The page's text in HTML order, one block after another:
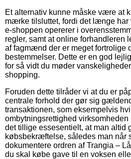
Et alternativ kunne måske være at
mærke tilsluttet, fordi det længe
e-shoppen opererer i
regler, samt at online forhandleren
af fagmænd der er meget fortrolige
bestemmelser. Dette er en god
for så vidt du møder
shopping.
Foruden dette tilråder vi at du er
centrale forhold der gør sig
transaktionen, som eksempelvis
ombytningsrettighed virksomheden
det tillige essesentielt, at man altid
købsbekræftelse, således man når
dokumentere ordren af Trangia –
du skal købe gave til en voksen